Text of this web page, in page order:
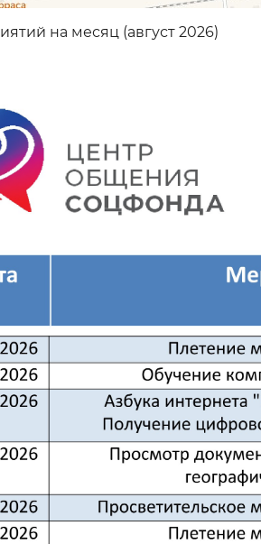
на месяц (август 2026)